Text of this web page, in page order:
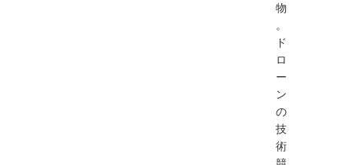
物
。
ド
ロ
ー
ン
の
技
術